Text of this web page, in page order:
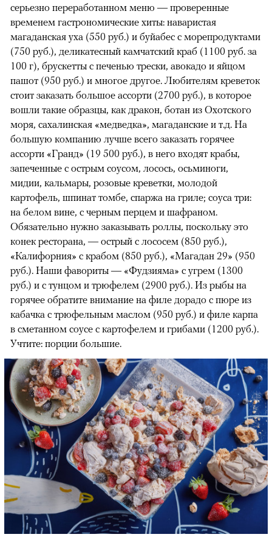
серьезно переработанном меню — проверенные
временем гастрономические хиты: наваристая
магаданская уха (550 руб.) и буйабес с морепродуктами
(750 руб.), деликатесный камчатский краб (1100 руб. за
100 г), брускетты с печенью трески, авокадо и яйцом
пашот (950 руб.) и многое другое. Любителям креветок
стоит заказать большое ассорти (2700 руб.), в которое
вошли такие образцы, как дракон, ботан из Охотского
моря, сахалинская «медведка», магаданские и т.д. На
большую компанию лучше всего заказать горячее
ассорти «Гранд» (19 500 руб.), в него входят крабы,
запеченные с острым соусом, лосось, осьминоги,
мидии, кальмары, розовые креветки, молодой
картофель, шпинат томбе, спаржа на гриле; соуса три:
на белом вине, с черным перцем и шафраном.
Обязательно нужно заказывать роллы, поскольку это
конек ресторана, — острый с лососем (850 руб.),
«Калифорния» с крабом (850 руб.), «Магадан 29» (950
руб.). Наши фавориты — «Фудзияма» с угрем (1300
руб.) и с тунцом и трюфелем (2900 руб.). Из рыбы на
горячее обратите внимание на филе дорадо с пюре из
кабачка с трюфельным маслом (950 руб.) и филе карпа
в сметанном соусе с картофелем и грибами (1200 руб.).
Учтите: порции большие.